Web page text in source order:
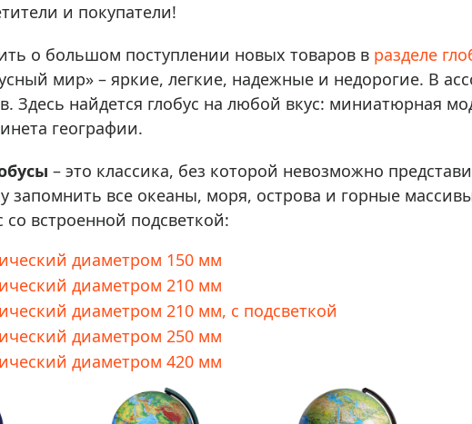
часы
LabZZ
Карты,
и покупатели!
о большом поступлении новых товаров в разделе
мир» – яркие, легкие, надежные и недорогие. В
Здесь найдется глобус на любой вкус: миниатюрная
географии.
– это классика, без которой невозможно
запомнить все океаны, моря, острова и горные
со встроенной подсветкой:
диаметром 150 мм
диаметром 210 мм
диаметром 210 мм, с подсветкой
диаметром 250 мм
диаметром 420 мм